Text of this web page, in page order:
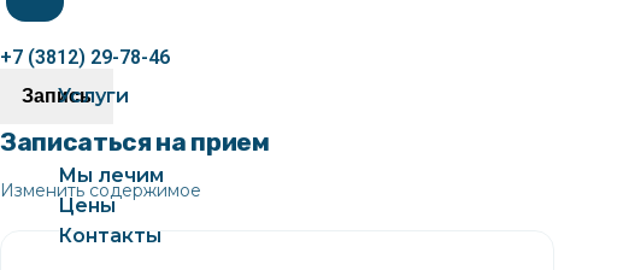
Услуги
Мы лечим
Цены
Контакты
+7 (3812) 29-78-46
Запись
Записаться на прием
Изменить содержимое